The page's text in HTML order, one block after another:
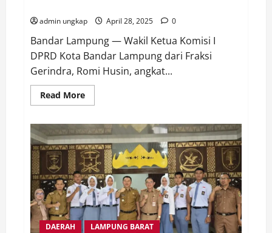
admin ungkap April 28, 2025 0
Bandar Lampung — Wakil Ketua Komisi I
DPRD Kota Bandar Lampung dari Fraksi
Gerindra, Romi Husin, angkat...
Read MoreRead
more
Ketua
Komisi
I
DPRD
Kota
Bandar
Lampung
Soroti
Polemik
Rangkap
Jabatan
Pemkot
DAERAH LAMPUNG BARAT